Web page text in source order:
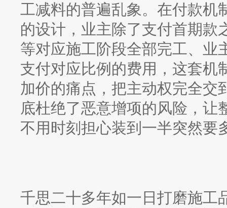
工减料的普遍乱象。在付款机
的设计，业主除了支付首期款
等对应施工阶段全部完工、业
支付对应比例的费用，这套机
加价的痛点，把主动权完全交
底杜绝了恶意增项的风险，让
不用时刻担心装到一半突然要
千思二十多年如一日打磨施工